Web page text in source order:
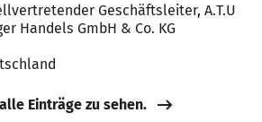
Geschäftsleiter, A.T.U
Handels GmbH & Co. KG
Einträge zu sehen.